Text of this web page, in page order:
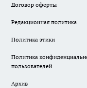
Договор оферты
Редакционная политика
Политика этики
Политика
пользователей
Архив